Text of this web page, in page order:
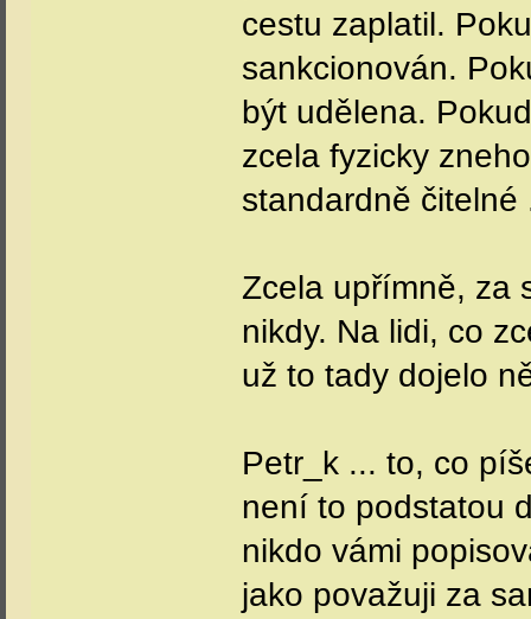
cestu zaplatil.
sankcionován.
být udělena.
zcela fyzicky
standardně
Zcela upřímně, za
nikdy. Na lidi, co
už to tady dojelo
Petr_k ... to, co
není to podstatou
nikdo vámi
jako považuji za